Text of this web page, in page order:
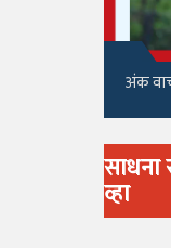
अंक
साधना
व्हा